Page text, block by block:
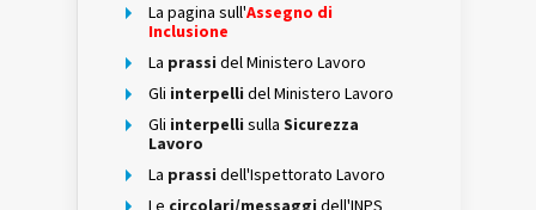
La pagina sull'Assegno di
Inclusione
La prassi del Ministero Lavoro
Gli interpelli del Ministero Lavoro
Gli interpelli sulla Sicurezza
Lavoro
La prassi dell'Ispettorato Lavoro
Le circolari/messaggi dell'INPS